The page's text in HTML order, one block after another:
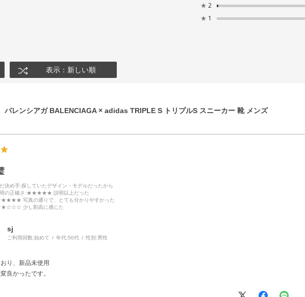
★ 2
★ 1
表示：新しい順
バレンシアガ BALENCIAGA × adidas TRIPLE S トリプルS スニーカー 靴 メンズ
決め手:探していたデザイン・モデルだったから
の正確さ :★★★★★ 説明以上だった
写真の通りで、とても分かりやすかった
少し割高に感じた
sj
ご利用回数:始めて 年代:50代 性別:男性
り、新品未使用
良かったです。